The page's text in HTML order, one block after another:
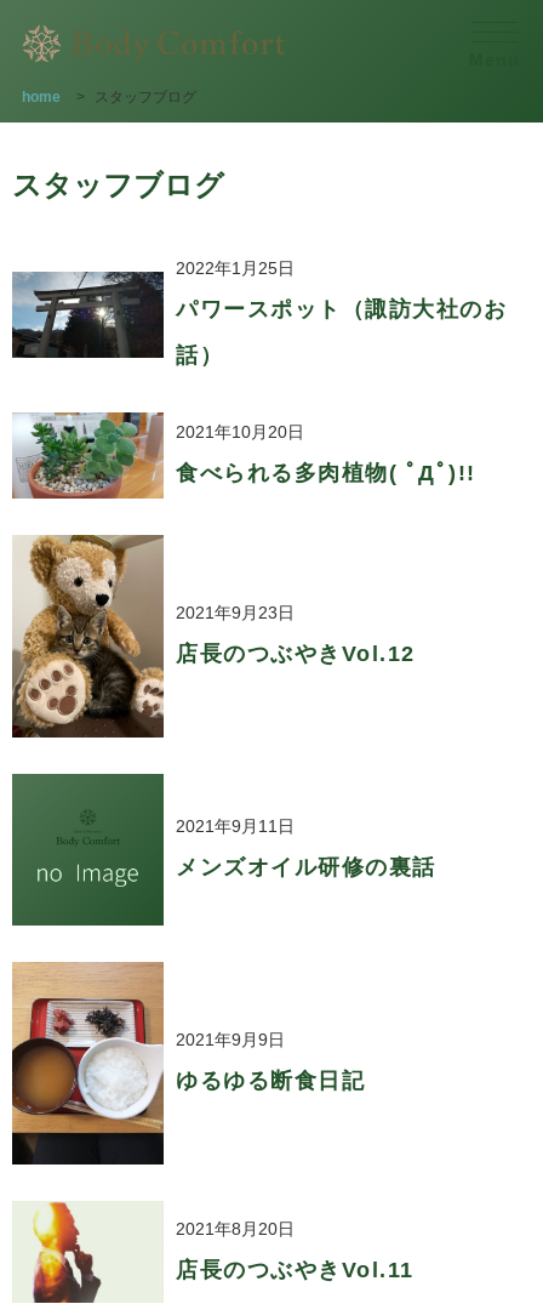
home > スタッフブログ
スタッフブログ
2022年1月25日
パワースポット（諏訪大社のお
話）
2021年10月20日
食べられる多肉植物( ﾟДﾟ)!!
2021年9月23日
店長のつぶやきVol.12
2021年9月11日
メンズオイル研修の裏話
2021年9月9日
ゆるゆる断食日記
2021年8月20日
店長のつぶやきVol.11